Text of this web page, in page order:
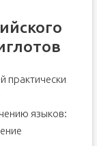
практически
языков: